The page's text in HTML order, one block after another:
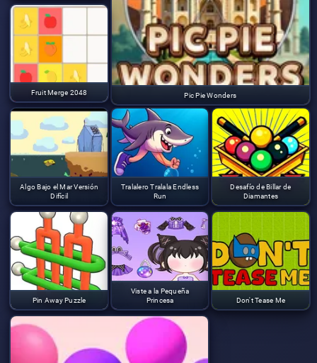
Pic Pie Wonders
Fruit Merge 2048
Algo Bajo el Mar Versión
Difícil
Tralalero Tralala Endless
Run
Desafío de Billar de
Diamantes
Pin Away Puzzle
Viste a la Pequeña
Princesa
Don't Tease Me